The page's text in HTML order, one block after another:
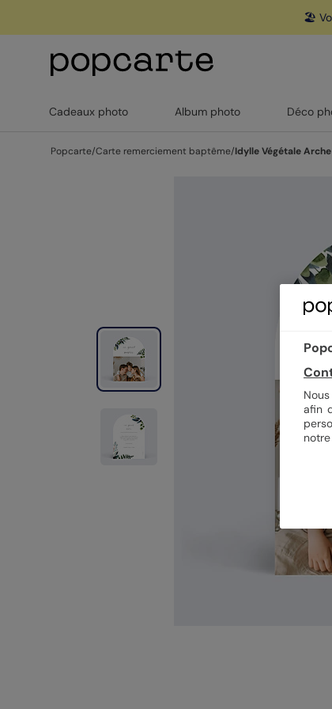
🏖️
Cadeaux photo Album photo Déco
Popcarte/Carte remerciement baptême/Idylle Végétale Arche
afin
notre